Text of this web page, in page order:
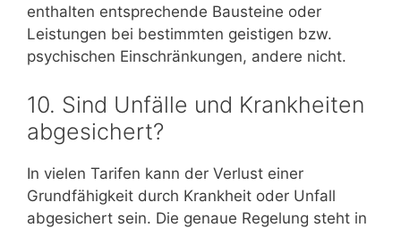
enthalten entsprechende Bausteine oder
Leistungen bei bestimmten geistigen bzw.
psychischen Einschränkungen, andere nicht.
10. Sind Unfälle und Krankheiten
abgesichert?
In vielen Tarifen kann der Verlust einer
Grundfähigkeit durch Krankheit oder Unfall
abgesichert sein. Die genaue Regelung steht in